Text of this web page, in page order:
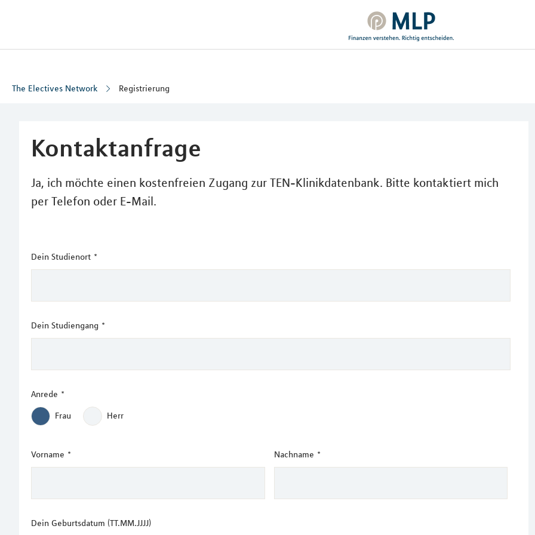
The Electives Network Registrierung
Kontaktanfrage
Ja, ich möchte einen kostenfreien Zugang zur TEN-Klinikdatenbank. Bitte kontaktiert mich
per Telefon oder E-Mail.
Dein Studienort *
Dein Studiengang *
Anrede *
Frau
Herr
Vorname * Nachname *
Dein Geburtsdatum (TT.MM.JJJJ)